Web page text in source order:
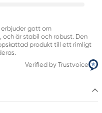
erbjuder gott om
är stabil och robust. Den
produkt till ett rimligt
Verified by Trustvoice